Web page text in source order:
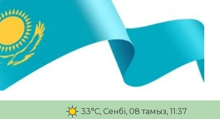
33°C, Сенбі, 08 тамыз, 11:37